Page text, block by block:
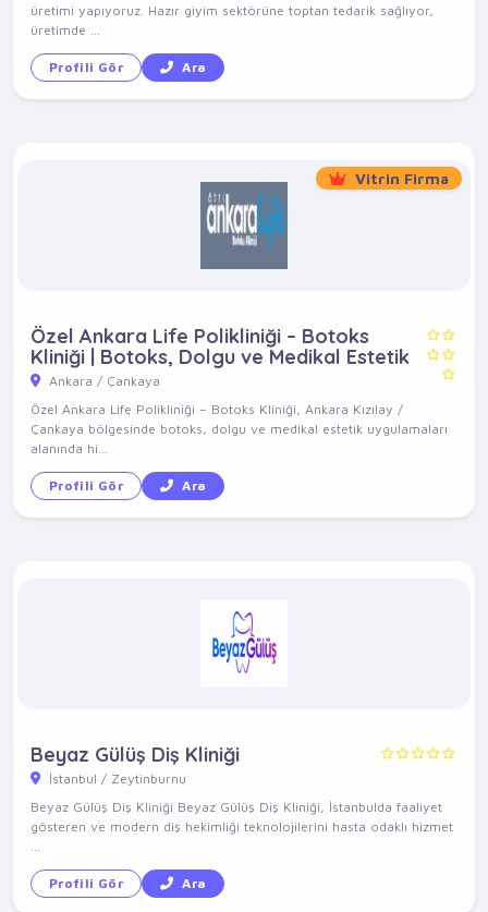
üretimi yapıyoruz. Hazır giyim sektörüne toptan tedarik sağlıyor,
üretimde ...
Profili Gör Ara
Vitrin Firma
Özel Ankara Life Polikliniği – Botoks
Kliniği | Botoks, Dolgu ve Medikal Estetik
Ankara / Çankaya
Özel Ankara Life Polikliniği – Botoks Kliniği, Ankara Kızılay /
Çankaya bölgesinde botoks, dolgu ve medikal estetik uygulamaları
alanında hi...
Profili Gör Ara
Beyaz Gülüş Diş Kliniği
İstanbul / Zeytinburnu
Beyaz Gülüş Diş Kliniği Beyaz Gülüş Diş Kliniği, İstanbulda faaliyet
gösteren ve modern diş hekimliği teknolojilerini hasta odaklı hizmet
...
Profili Gör Ara